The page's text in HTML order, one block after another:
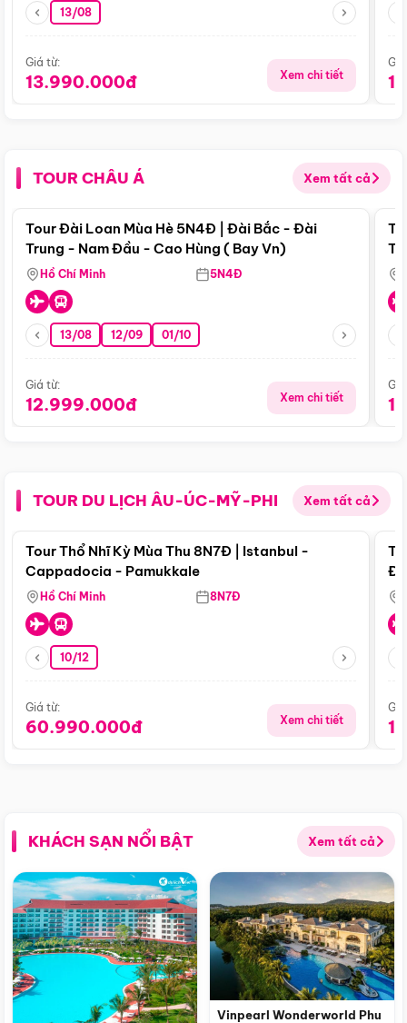
13/08
Giá từ:
13.990.000đ Xem chi tiết
TOUR CHÂU Á Xem tất cả
Điểm nổi bật
Tour Đài Loan Mùa Hè 5N4Đ | Đài Bắc - Đài
Trung - Nam Đầu - Cao Hùng ( Bay Vn)
Hồ Chí Minh 5N4Đ
13/08 12/09 01/10
Giá từ:
12.999.000đ Xem chi tiết
TOUR DU LỊCH ÂU-ÚC-MỸ-PHI Xem tất cả
Điểm nổi bật
Tour Thổ Nhĩ Kỳ Mùa Thu 8N7Đ | Istanbul -
Cappadocia - Pamukkale
Hồ Chí Minh 8N7Đ
10/12
Giá từ:
60.990.000đ Xem chi tiết
KHÁCH SẠN NỔI BẬT Xem tất cả
Vinpearl Wonderworld Phu